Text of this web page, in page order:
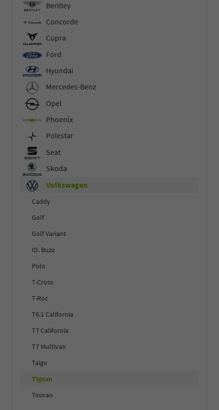
Bentley
Concorde
Cupra
Ford
Hyundai
Mercedes-Benz
Opel
Phoenix
Polestar
Seat
Skoda
Volkswagen
Caddy
Golf
Golf Variant
ID. Buzz
Polo
T-Cross
T-Roc
T6.1 California
T7 California
T7 Multivan
Taigo
Tiguan
Touran